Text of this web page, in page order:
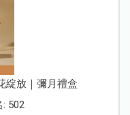
綻放｜彌月禮盒
: 502